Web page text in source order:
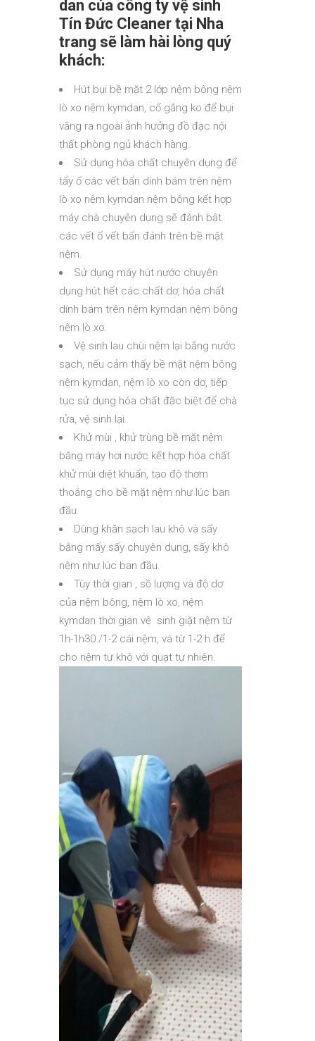
dan của công ty vệ sinh
Tín Đức Cleaner tại Nha
trang sẽ làm hài lòng quý
khách:
Hút bụi bề mặt 2 lớp nệm bông nệm
lò xo nệm kymdan, cố gắng ko để bụi
văng ra ngoài ảnh hưởng đồ đạc nội
thất phòng ngủ khách hàng.
Sử dụng hóa chất chuyên dụng để
tẩy ố các vết bẩn dính bám trên nệm
lò xo nệm kymdan nệm bông kết hợp
máy chà chuyên dụng sẽ đánh bật
các vết ố vết bẩn đánh trên bề mặt
nệm.
Sử dụng máy hút nước chuyên
dụng hút hết các chất dơ, hóa chất
dính bám trên nệm kymdan nệm bông
nệm lò xo.
Vệ sinh lau chùi nệm lại bằng nước
sạch, nếu cảm thấy bề mặt nệm bông
nệm kymdan, nệm lò xo còn dơ, tiếp
tục sử dụng hóa chất đặc biệt để chà
rửa, vệ sinh lại.
Khử mùi , khử trùng bề mặt nệm
bằng máy hơi nước kết hợp hóa chất
khử mùi diệt khuẩn, tạo độ thơm
thoáng cho bề mặt nệm như lúc ban
đầu.
Dùng khăn sạch lau khô và sấy
bằng mấy sấy chuyên dụng, sấy khô
nệm như lúc ban đầu.
Tùy thời gian , sồ lượng và độ dơ
của nệm bông, nệm lò xo, nệm
kymdan thời gian vệ sinh giặt nệm từ
1h-1h30 /1-2 cái nệm, và từ 1-2 h để
cho nệm tự khô với quạt tự nhiên.